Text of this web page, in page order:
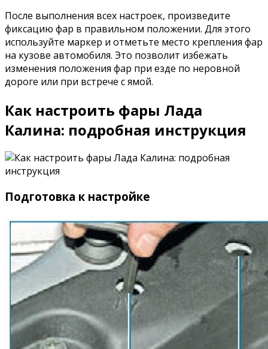
После выполнения всех настроек, произведите
фиксацию фар в правильном положении. Для этого
используйте маркер и отметьте место крепления фар
на кузове автомобиля. Это позволит избежать
изменения положения фар при езде по неровной
дороге или при встрече с ямой.
Как настроить фары Лада
Калина: подробная инструкция
Подготовка к настройке